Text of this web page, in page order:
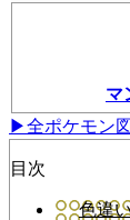
マ
▶全ポケモン
目次
色違